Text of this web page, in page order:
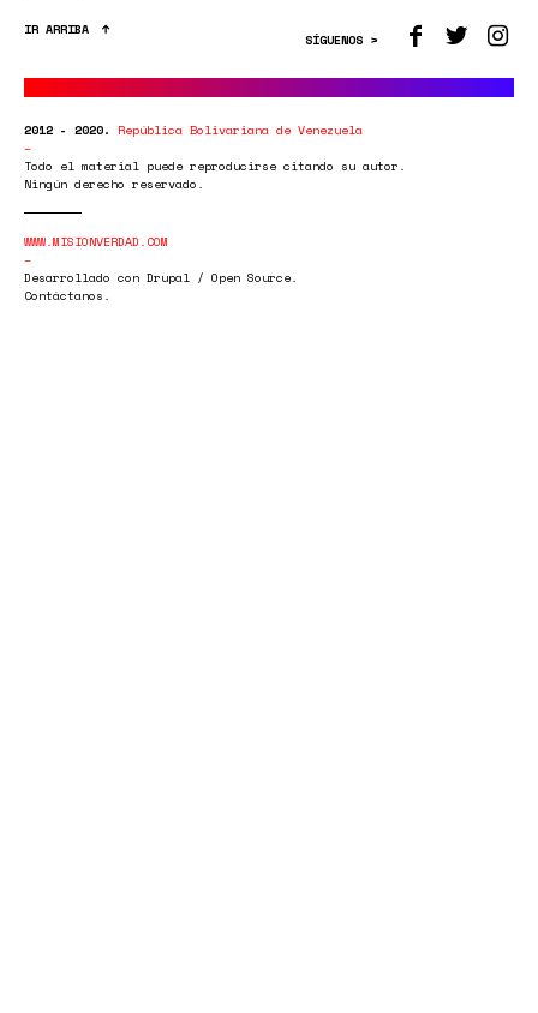
IR ARRIBA
SÍGUENOS >
2012 - 2020. República Bolivariana de Venezuela
Todo el material puede reproducirse citando su autor.
Ningún derecho reservado.
WWW.MISIONVERDAD.COM
Desarrollado con Drupal / Open Source.
Contáctanos.